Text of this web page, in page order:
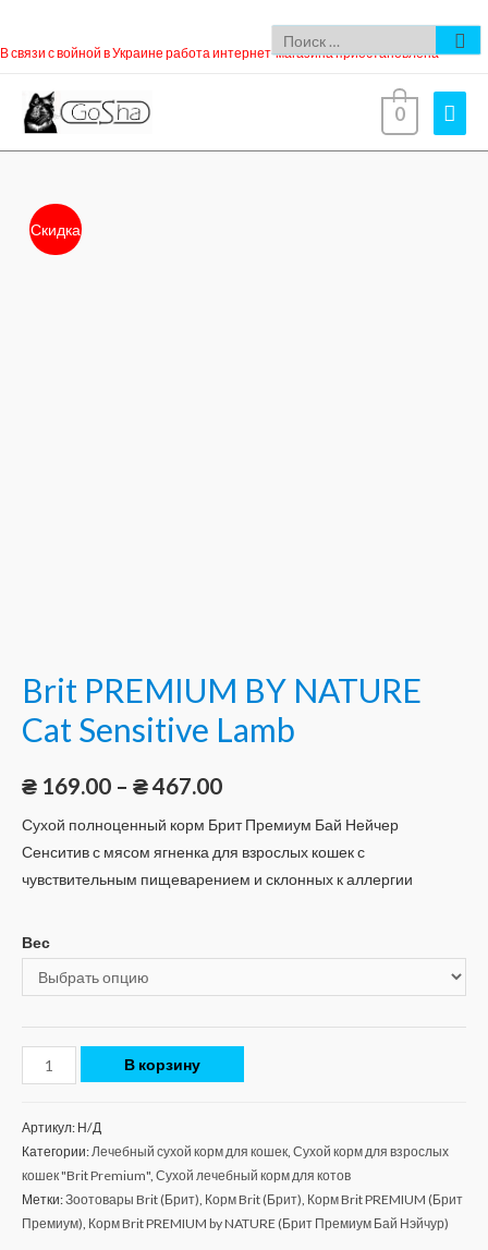
В связи с войной в Украине работа интернет-магазина приостановлена
0
Скидка
Brit PREMIUM BY NATURE
Cat Sensitive Lamb
₴ 169.00 – ₴467.00
Сухой полноценный корм Брит Премиум Бай Нейчер
Сенситив с мясом ягненка для взрослых кошек с
чувствительным пищеварением и склонных к аллергии
Вес
В корзину
Артикул: Н/Д
Категории:Лечебный сухой корм для кошек, Сухой корм для взрослых
кошек "Brit Premium", Сухой лечебный корм для котов
Метки:Зоотовары Brit (Брит), Корм Brit (Брит), Корм Brit PREMIUM (Брит
Премиум), Корм Brit PREMIUM by NATURE (Брит Премиум Бай Нэйчур)